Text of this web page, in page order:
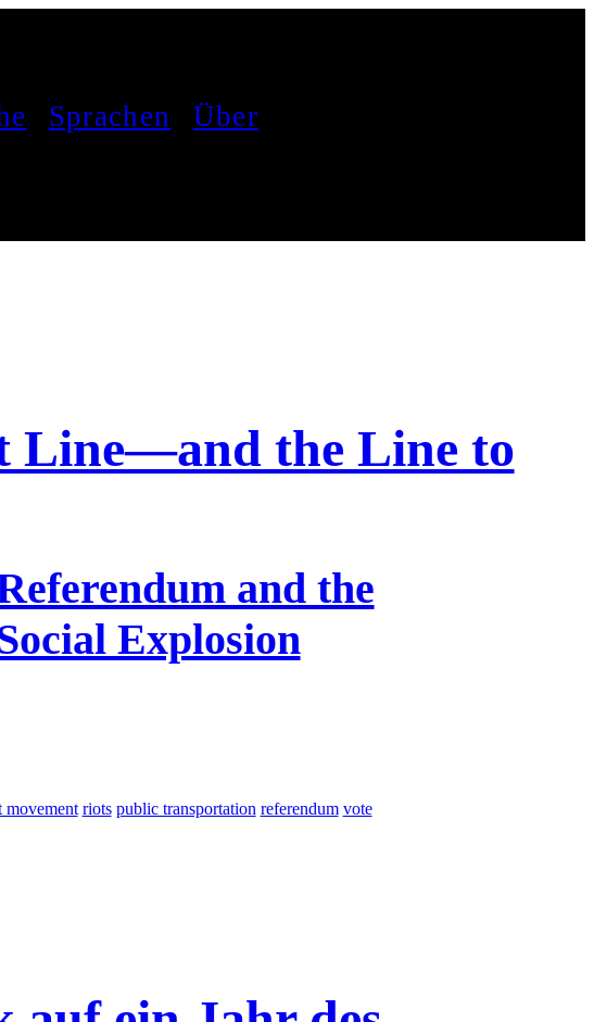
Sprachen Über
Line—and the Line to
and the
Explosion
movement riots public transportation referendum vote